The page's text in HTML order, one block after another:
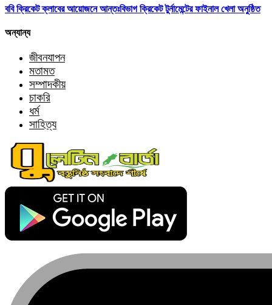
ববি ক্রিকেট ক্লাবের আয়োজনে আন্তঃবিভাগ ক্রিকেট টুর্নামেন্টের ফাইনাল খেলা অনুষ্ঠিত
অন্যান্য
জীবনযাপন
মতামত
সম্পাদকীয়
চাকরি
ধর্ম
সাহিত্য